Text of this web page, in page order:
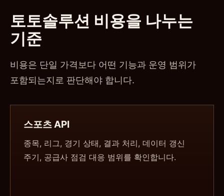
토토솔루션 비용을 나누는
기준
비용은 단일 가격보다 어떤 기능과 운영 범위가
포함되는지로 판단해야 합니다.
스포츠 API
종목, 리그, 경기 상태, 결과 처리, 데이터 갱신
주기, 공급사 점검 대응 범위를 확인합니다.